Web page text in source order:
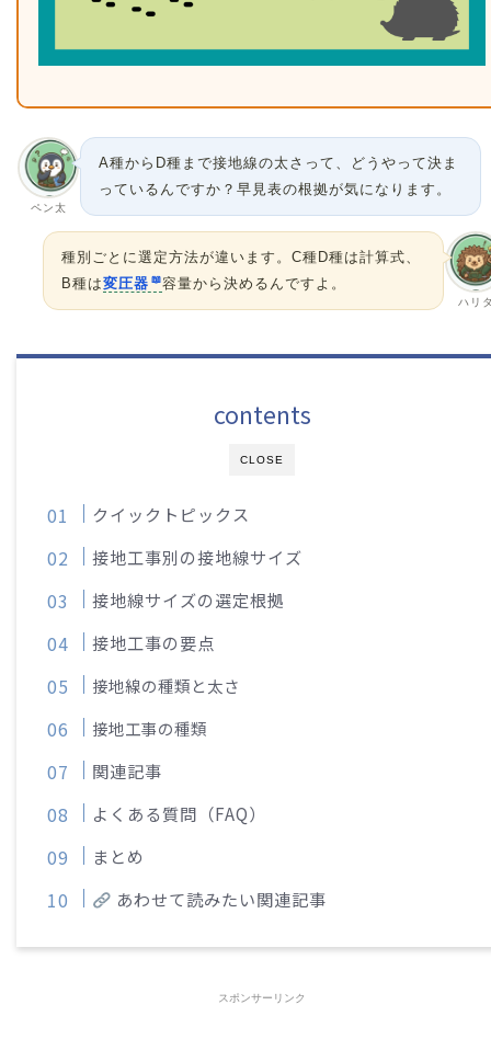
ペン太
A種からD種まで接地線の太さって、どうやって決ま
っているんですか？早見表の根拠が気になります。
ハリ
種別ごとに選定方法が違います。C種D種は計算式、
B種は変圧器 容量から決めるんですよ。
CLOSE
contents
クイックトピックス
接地工事別の接地線サイズ
接地線サイズの選定根拠
接地工事の要点
接地線の種類と太さ
接地工事の種類
関連記事
よくある質問（FAQ）
まとめ
あわせて読みたい関連記事
スポンサーリンク